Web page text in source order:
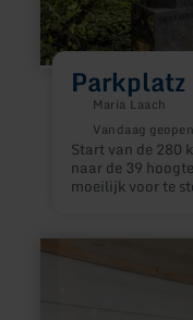
Maria Laach
Vandaag
Start van de 280
naar de 39
moeilijk voor te
gevormd. Een
grondwater.